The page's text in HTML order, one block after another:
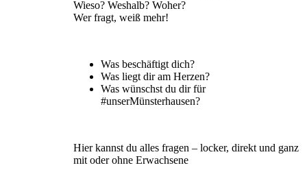
Wieso? Weshalb? Woher?
Wer fragt, weiß mehr!
Was beschäftigt dich?
Was liegt dir am Herzen?
Was wünschst du dir für
#unserMünsterhausen?
Hier kannst du alles fragen – locker, direkt und ganz
mit oder ohne Erwachsene